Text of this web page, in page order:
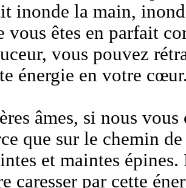
inonde la main,
vous êtes en parfait
vous pouvez
énergie en votre
âmes, si nous
que sur le chemin
et maintes
caresser par cette